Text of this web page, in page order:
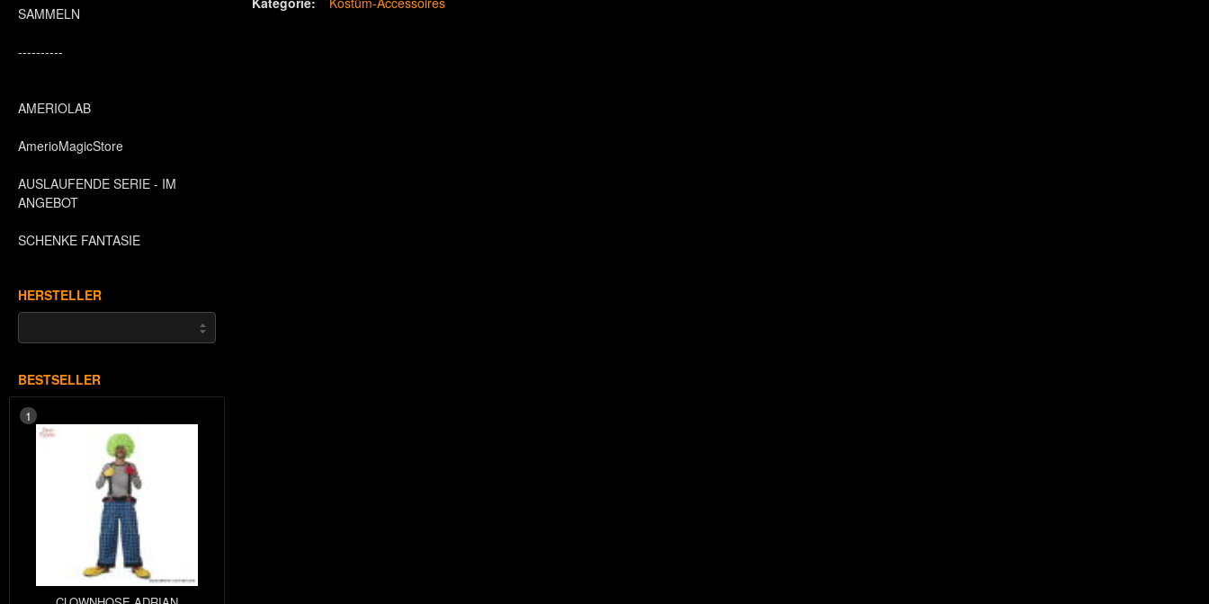
SAMMELN
----------
AMERIOLAB
AmerioMagicStore
AUSLAUFENDE SERIE - IM
ANGEBOT
SCHENKE FANTASIE
HERSTELLER
BESTSELLER
1